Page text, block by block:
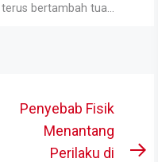
bertambah tua...
Penyebab Fisik
Menantang
Perilaku di